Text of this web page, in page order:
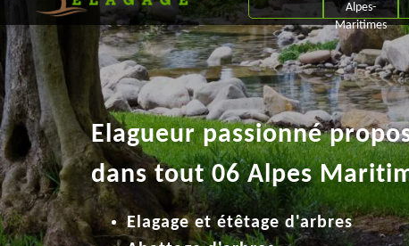
Alpes-
Maritimes
Elagueur passionné
dans tout 06 Alpes
Elagage et étêtage d'arbres